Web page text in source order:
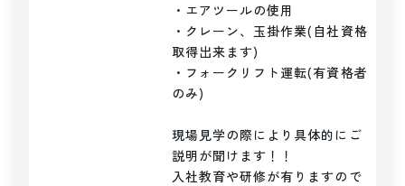
・エアツールの使用
・クレーン、玉掛作業(自社資格
取得出来ます)
・フォークリフト運転(有資格者
のみ)
現場見学の際により具体的にご
説明が聞けます！！
入社教育や研修が有りますので